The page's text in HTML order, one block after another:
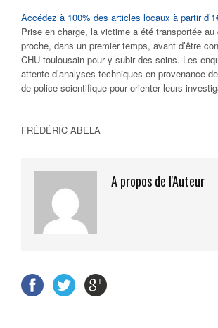
Accédez à 100% des articles locaux à partir
Prise en charge, la victime a été transportée au
proche, dans un premier temps, avant d’être
CHU toulousain pour y subir des soins. Les
attente d’analyses techniques en provenance
de police scientifique pour orienter leurs
FRÉDÉRIC ABELA
A propos de l'Auteur